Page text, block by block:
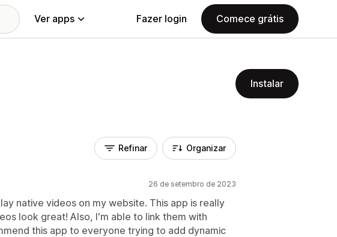
Ver apps Fazer login Comece grátis
Instalar
Refinar Organizar
26 de setembro de 2023
native videos on my website. This app is really
look great! Also, I'm able to link them with
this app to everyone trying to add dynamic